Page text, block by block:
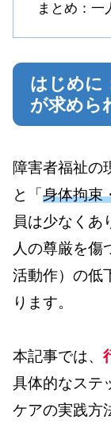
まとめ：一
はじめに
が求めら
障害者福祉の
と「身体拘束
員は少なくあ
人の尊厳を傷
活動作）の低
ります。
本記事では、
具体的なステ
ケアの実践方